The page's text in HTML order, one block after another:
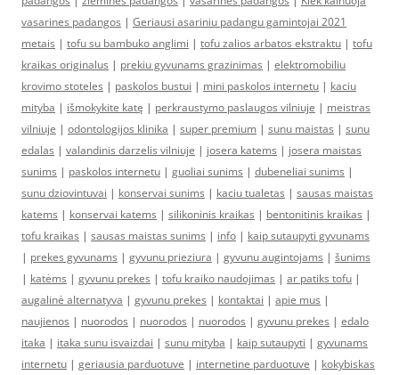
vasarines padangos | Geriausi asariniu padangu gamintojai 2021
metais | tofu su bambuko anglimi | tofu zalios arbatos ekstraktu | tofu
kraikas originalus | prekiu gyvunams grazinimas | elektromobiliu
krovimo stoteles | paskolos bustui | mini paskolos internetu | kaciu
mityba | išmokykite katę | perkraustymo paslaugos vilniuje | meistras
vilniuje | odontologijos klinika | super premium | sunu maistas | sunu
edalas | valandinis darzelis vilniuje | josera katems | josera maistas
sunims | paskolos internetu | guoliai sunims | dubeneliai sunims |
sunu dziovintuvai | konservai sunims | kaciu tualetas | sausas maistas
katems | konservai katems | silikoninis kraikas | bentonitinis kraikas |
tofu kraikas | sausas maistas sunims | info | kaip sutaupyti gyvunams
| prekes gyvunams | gyvunu prieziura | gyvunu augintojams | šunims
| katėms | gyvunu prekes | tofu kraiko naudojimas | ar patiks tofu |
augalinė alternatyva | gyvunu prekes | kontaktai | apie mus |
naujienos | nuorodos | nuorodos | nuorodos | gyvunu prekes | edalo
itaka | itaka sunu isvaizdai | sunu mityba | kaip sutaupyti | gyvunams
internetu | geriausia parduotuve | internetine parduotuve | kokybiskas